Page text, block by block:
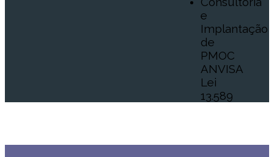
e
Implantação
de
PMOC
ANVISA
Lei
13.589